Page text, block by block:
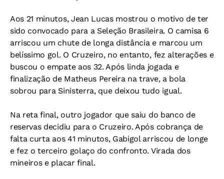
Aos 21 minutos, Jean Lucas mostrou o motivo de ter
sido convocado para a Seleção Brasileira. O camisa 6
arriscou um chute de longa distância e marcou um
belíssimo gol. O Cruzeiro, no entanto, fez alterações e
buscou o empate aos 32. Após linda jogada e
finalização de Matheus Pereira na trave, a bola
sobrou para Sinisterra, que deixou tudo igual.
Na reta final, outro jogador que saiu do banco de
reservas decidiu para o Cruzeiro. Após cobrança de
falta curta aos 41 minutos, Gabigol arriscou de longe
e fez o terceiro golaço do confronto. Virada dos
mineiros e placar final.